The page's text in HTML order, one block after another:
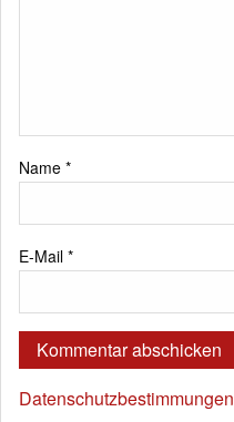
Name *
E-Mail *
Datenschutzbestimmungen